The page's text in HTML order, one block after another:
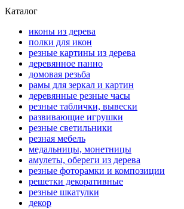
Каталог
иконы из дерева
полки для икон
резные картины из дерева
деревянное панно
домовая резьба
рамы для зеркал и картин
деревянные резные часы
резные таблички, вывески
развивающие игрушки
резные светильники
резная мебель
медальницы, монетницы
амулеты, обереги из дерева
резные фоторамки и композиции
решетки декоративные
резные шкатулки
декор